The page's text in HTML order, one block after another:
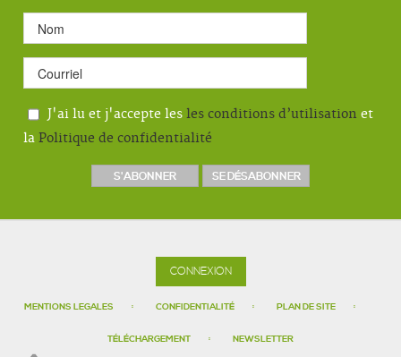
J'ai lu et j'accepte les les conditions d’utilisation et
la Politique de confidentialité
CONNEXION
MENTIONS LEGALES CONFIDENTIALITÉ PLAN DE SITE
TÉLÉCHARGEMENT NEWSLETTER